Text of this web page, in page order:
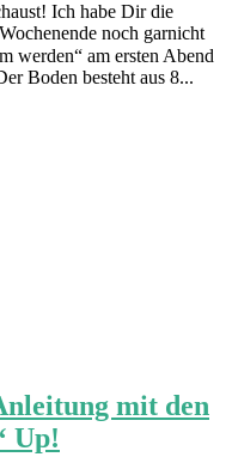
Ich habe Dir die
noch garnicht
werden“ am ersten Abend
Boden besteht aus 8...
mit den
Up!